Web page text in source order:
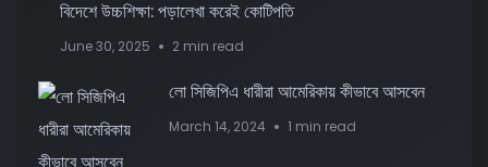
বিদেশে উচ্চশিক্ষা: পড়ালেখা করেই কোটিপতি
June 30, 2025 2 min read
লো সিজিপিএ ধারীরা আমেরিকায় কীভাবে আসবেন
March 14, 2024 1 min read